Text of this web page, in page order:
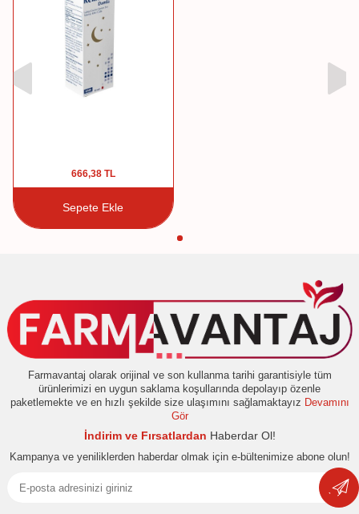
666,38TL
Sepete Ekle
Farmavantaj olarak orijinal ve son kullanma tarihi garantisiyle tüm
ürünlerimizi en uygun saklama koşullarında depolayıp özenle
paketlemekte ve en hızlı şekilde size ulaşımını sağlamaktayız Devamını
Gör
İndirim ve Fırsatlardan Haberdar Ol!
Kampanya ve yeniliklerden haberdar olmak için e-bültenimize abone olun!